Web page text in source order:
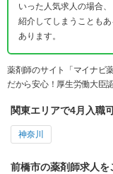
いった人気求人の場合
紹介してしまうことも
あります。
薬剤師のサイト「マイナビ
だから安心！厚生労働大臣
関東エリアで4月入職
神奈川
前橋市の薬剤師求人